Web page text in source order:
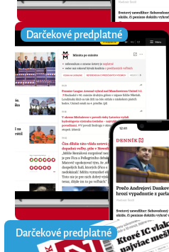
Darčekové predplatné
Darčekové predplatné